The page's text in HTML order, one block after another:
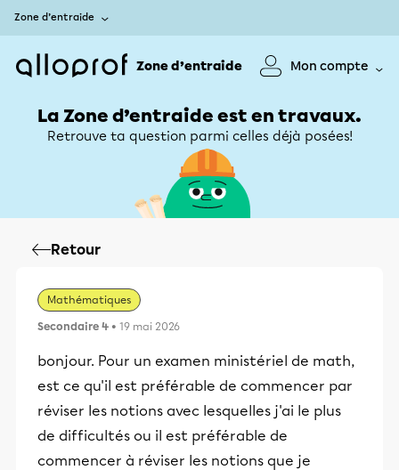
Zone d’entraide
Zone d’entraide Mon compte
La Zone d’entraide est en travaux.
Retrouve ta question parmi celles déjà posées!
Retour
Mathématiques
Secondaire 4 • 19 mai 2026
bonjour. Pour un examen ministériel de math,
est ce qu'il est préférable de commencer par
réviser les notions avec lesquelles j'ai le plus
de difficultés ou il est préférable de
commencer à réviser les notions que je